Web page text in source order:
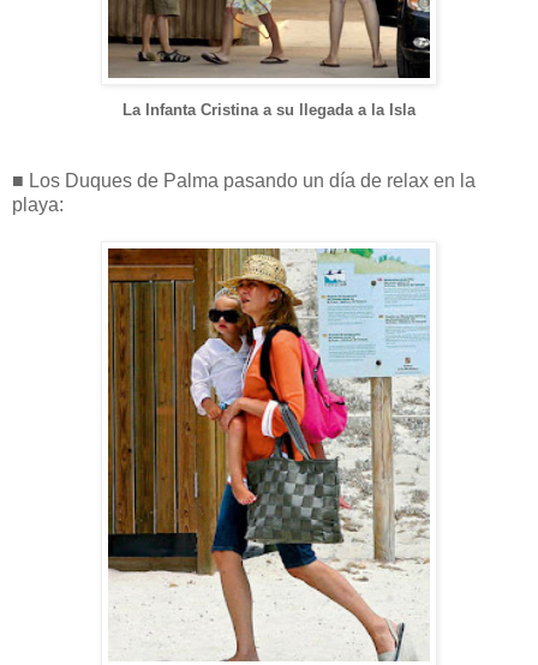
La Infanta Cristina a su llegada a la Isla
■ Los Duques de Palma pasando un día de relax en la
playa: